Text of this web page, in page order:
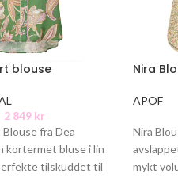
blouse
2 849 kr
fra Dea
kortermet bluse i lin
tilskuddet til
Nira
APOF
Nira
mykt